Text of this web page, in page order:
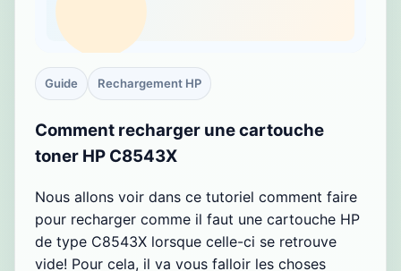
Guide Rechargement HP
Comment recharger une cartouche
toner HP C8543X
Nous allons voir dans ce tutoriel comment faire
pour recharger comme il faut une cartouche HP
de type C8543X lorsque celle-ci se retrouve
vide! Pour cela, il va vous falloir les choses